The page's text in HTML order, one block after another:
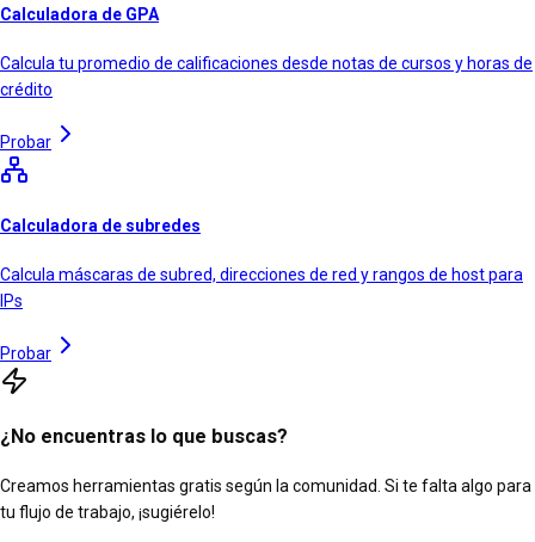
Calculadora de GPA
Calcula tu promedio de calificaciones desde notas de cursos y horas de
crédito
Probar
Calculadora de subredes
Calcula máscaras de subred, direcciones de red y rangos de host para
IPs
Probar
¿No encuentras lo que buscas?
Creamos herramientas gratis según la comunidad. Si te falta algo para
tu flujo de trabajo, ¡sugiérelo!